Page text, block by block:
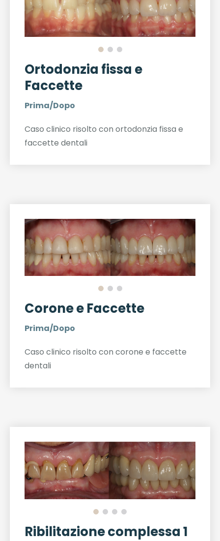
Ortodonzia fissa e
Faccette
Prima/Dopo
Caso clinico risolto con ortodonzia fissa e
faccette dentali
Corone e Faccette
Prima/Dopo
Caso clinico risolto con corone e faccette
dentali
Ribilitazione complessa 1